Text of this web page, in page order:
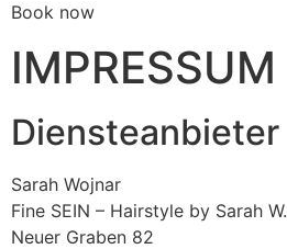
Book now
IMPRESSUM
Diensteanbieter
Sarah Wojnar
Fine SEIN – Hairstyle by Sarah W.
Neuer Graben 82